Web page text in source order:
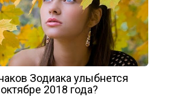
Зодиака улыбнется
2018 года?